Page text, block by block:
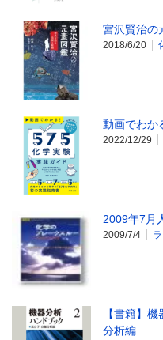
宮沢賢治の
2018/6/20
動画でわか
2022/12/29
2009年7月
2009/7/4
【書籍】
分析編